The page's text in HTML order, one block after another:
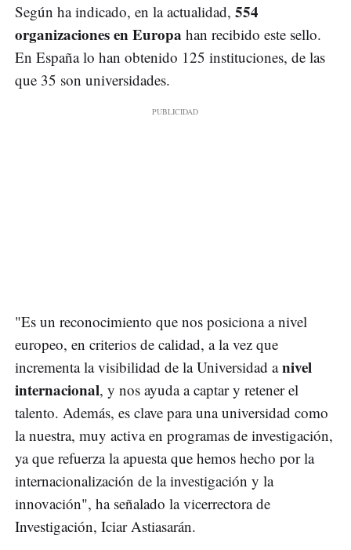
Según ha indicado, en la actualidad, 554
organizaciones en Europa han recibido este sello.
En España lo han obtenido 125 instituciones, de las
que 35 son universidades.
"Es un reconocimiento que nos posiciona a nivel
europeo, en criterios de calidad, a la vez que
incrementa la visibilidad de la Universidad anivel
internacional, y nos ayuda a captar y retener el
talento. Además, es clave para una universidad como
la nuestra, muy activa en programas de investigación,
ya que refuerza la apuesta que hemos hecho por la
internacionalización de la investigación y la
innovación", ha señalado la vicerrectora de
Investigación, Iciar Astiasarán.